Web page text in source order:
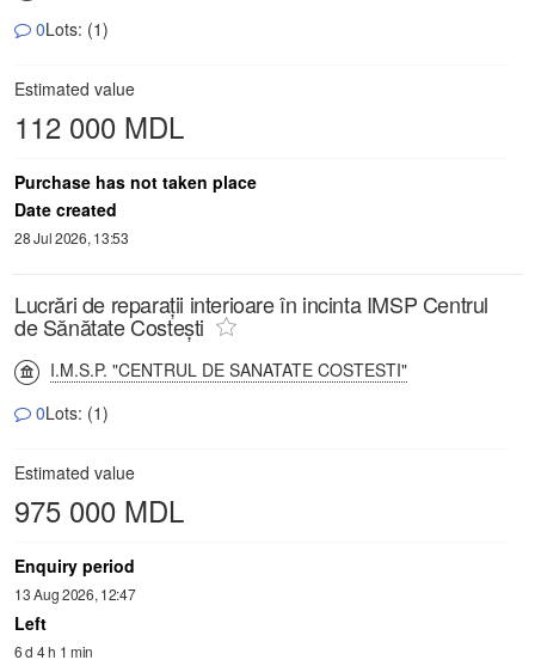
0Lots: (1)
Estimated value
112 000 MDL
Purchase has not taken place
Date created
28 Jul 2026, 13:53
Lucrări de reparații interioare în incinta IMSP Centrul
de Sănătate Costești
I.M.S.P. "CENTRUL DE SANATATE COSTESTI"
0Lots: (1)
Estimated value
975 000 MDL
Enquiry period
13 Aug 2026, 12:47
Left
6 d 4 h 1 min